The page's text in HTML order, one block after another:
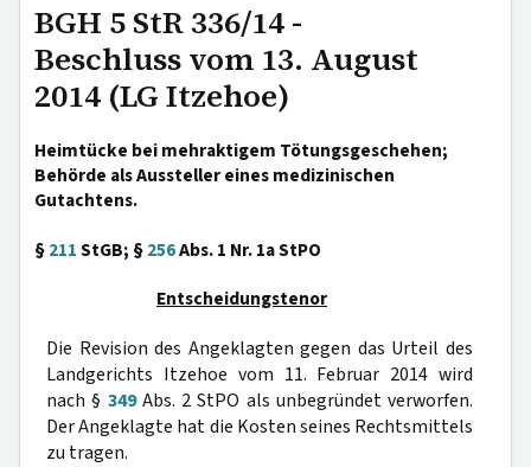
BGH 5 StR 336/14 -
Beschluss vom 13. August
2014 (LG Itzehoe)
Heimtücke bei mehraktigem Tötungsgeschehen;
Behörde als Aussteller eines medizinischen
Gutachtens.
§211StGB; §256Abs. 1 Nr. 1a StPO
Entscheidungstenor
Die Revision des Angeklagten gegen das Urteil des
Landgerichts Itzehoe vom 11. Februar 2014 wird
nach § 349Abs. 2 StPO als unbegründet verworfen.
Der Angeklagte hat die Kosten seines Rechtsmittels
zu tragen.